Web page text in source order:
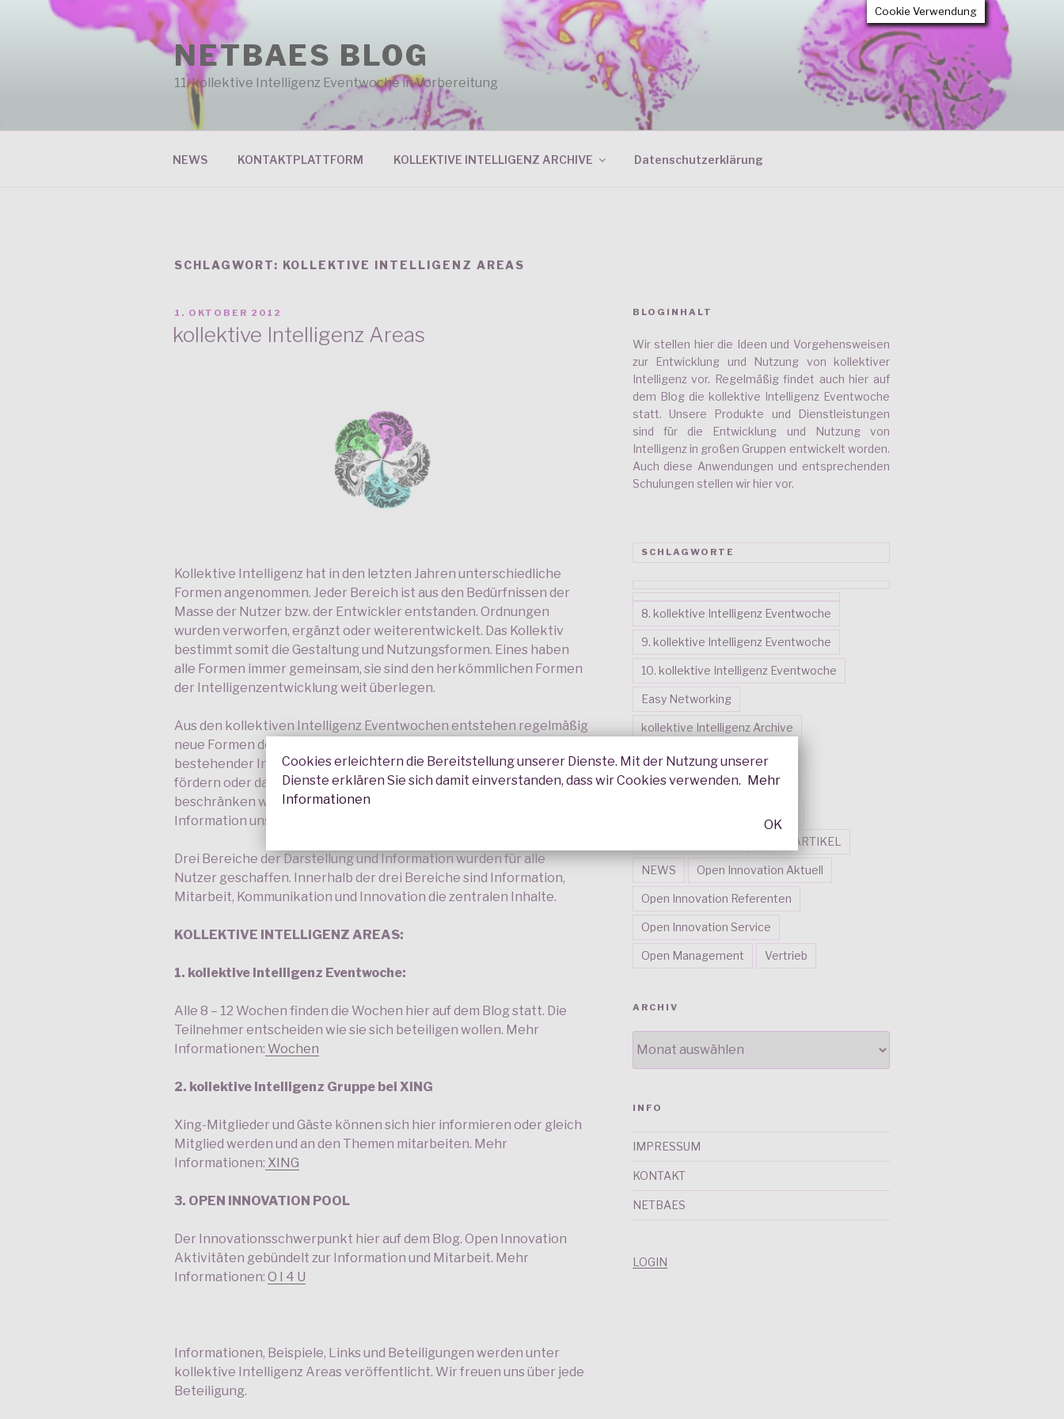
NETBAES BLOG
11. kollektive Intelligenz Eventwoche in Vorbereitung
NEWS KONTAKTPLATTFORM KOLLEKTIVE INTELLIGENZ ARCHIVE Datenschutzerklärung
SCHLAGWORT: KOLLEKTIVE INTELLIGENZ AREAS
VERÖFFENTLICHT
1. OKTOBER 2012
kollektive Intelligenz Areas
Kollektive Intelligenz hat in den letzten Jahren unterschiedliche
Formen angenommen. Jeder Bereich ist aus den Bedürfnissen der
Masse der Nutzer bzw. der Entwickler entstanden. Ordnungen
wurden verworfen, ergänzt oder weiterentwickelt. Das Kollektiv
bestimmt somit die Gestaltung und Nutzungsformen. Eines haben
alle Formen immer gemeinsam, sie sind den herkömmlichen Formen
der Intelligenzentwicklung weit überlegen.
Aus den kollektiven Intelligenz Eventwochen entstehen regelmäßig
neue Formen der Zusammenarbeit bzw. Weiterentwicklungen
bestehender Intelligenz-Kollektive. Wir können nicht jede Form hier
fördern oder darstellen. Innerhalb der kollektiven Intelligenz Areas
beschränken wir uns auf eine Aufgabe, die Darstellung und
Information uns bekannter herausragender Lösungen.
Drei Bereiche der Darstellung und Information wurden für alle
Nutzer geschaffen. Innerhalb der drei Bereiche sind Information,
Mitarbeit, Kommunikation und Innovation die zentralen Inhalte.
KOLLEKTIVE INTELLIGENZ AREAS:
1. kollektive Intelligenz Eventwoche:
Alle 8 – 12 Wochen finden die Wochen hier auf dem Blog statt. Die
Teilnehmer entscheiden wie sie sich beteiligen wollen. Mehr
Informationen: Wochen
2. kollektive Intelligenz Gruppe bei XING
Xing-Mitglieder und Gäste können sich hier informieren oder gleich
Mitglied werden und an den Themen mitarbeiten. Mehr
Informationen: XING
3. OPEN INNOVATION POOL
Der Innovationsschwerpunkt hier auf dem Blog. Open Innovation
Aktivitäten gebündelt zur Information und Mitarbeit. Mehr
Informationen: O I 4 U
Informationen, Beispiele, Links und Beteiligungen werden unter
kollektive Intelligenz Areas veröffentlicht. Wir freuen uns über jede
Beteiligung.
BLOGINHALT
Wir stellen hier die Ideen und Vorgehensweisen
zur Entwicklung und Nutzung von kollektiver
Intelligenz vor. Regelmäßig findet auch hier auf
dem Blog die kollektive Intelligenz Eventwoche
statt. Unsere Produkte und Dienstleistungen
sind für die Entwicklung und Nutzung von
Intelligenz in großen Gruppen entwickelt worden.
Auch diese Anwendungen und entsprechenden
Schulungen stellen wir hier vor.
SCHLAGWORTE
8. kollektive Intelligenz Eventwoche
9. kollektive Intelligenz Eventwoche
10. kollektive Intelligenz Eventwoche
Easy Networking
kollektive Intelligenz Archive
kollektive Intelligenz Areas
kollektive Intelligenz Nutzen
NEUE ARTIKEL
NEWS Open Innovation Aktuell
Open Innovation Referenten
Open Innovation Service
Open Management Vertrieb
ARCHIV
INFO
IMPRESSUM
KONTAKT
NETBAES
LOGIN
Cookie Verwendung
Cookies erleichtern die Bereitstellung unserer Dienste. Mit der Nutzung unserer
Dienste erklären Sie sich damit einverstanden, dass wir Cookies verwenden. Mehr
Informationen
OK